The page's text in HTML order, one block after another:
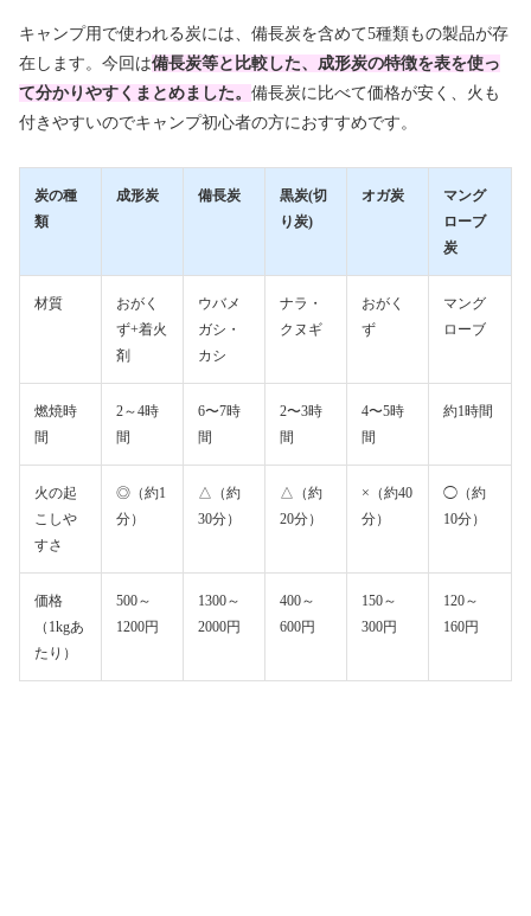
キャンプ用で使われる炭には、備長炭を含めて5種類もの製品が存
在します。今回は備長炭等と比較した、成形炭の特徴を表を使っ
て分かりやすくまとめました。 備長炭に比べて価格が安く、火も
付きやすいのでキャンプ初心者の方におすすめです。
炭の種
類
成形炭 備長炭
黒炭(切
り炭)
オガ炭
マング
ローブ
炭
材質
おがく
ず+着火
剤
ウバメ
ガシ・
カシ
ナラ・
クヌギ
おがく
ず
マング
ローブ
燃焼時
間
2～4時
間
6〜7時
間
2〜3時
間
4〜5時
間
約1時間
火の起
こしや
すさ
◎（約1
分）
△（約
30分）
△（約
20分）
×（約40
分）
◯（約
10分）
価格
（1kgあ
たり）
500～
1200円
1300～
2000円
400～
600円
150～
300円
120～
160円